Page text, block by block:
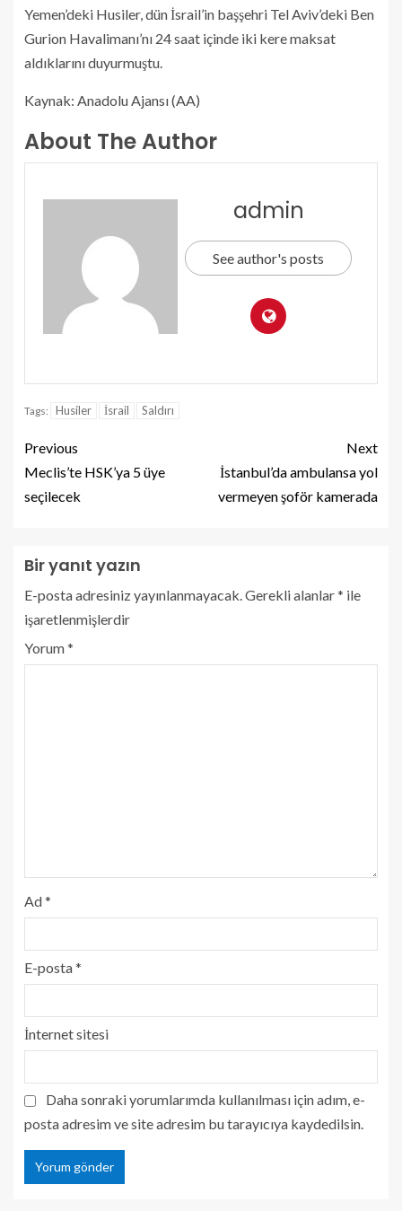
Yemen’deki Husiler, dün İsrail’in başşehri Tel Aviv’deki Ben
Gurion Havalimanı’nı 24 saat içinde iki kere maksat
aldıklarını duyurmuştu.
Kaynak: Anadolu Ajansı (AA)
About The Author
admin
See author's posts
Tags: Husiler İsrail Saldırı
Previous
Meclis’te HSK’ya 5 üye
seçilecek
Next
İstanbul’da ambulansa yol
vermeyen şoför kamerada
Bir yanıt yazın
E-posta adresiniz yayınlanmayacak. Gerekli alanlar* ile
işaretlenmişlerdir
Yorum*
Ad*
E-posta*
İnternet sitesi
Daha sonraki yorumlarımda kullanılması için adım, e-
posta adresim ve site adresim bu tarayıcıya kaydedilsin.